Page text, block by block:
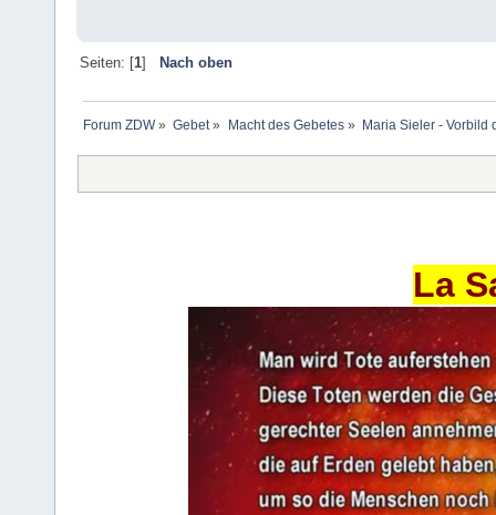
Seiten: [1] Nach oben
Forum ZDW» Gebet» Macht des Gebetes» Maria Sieler - Vorbild
La